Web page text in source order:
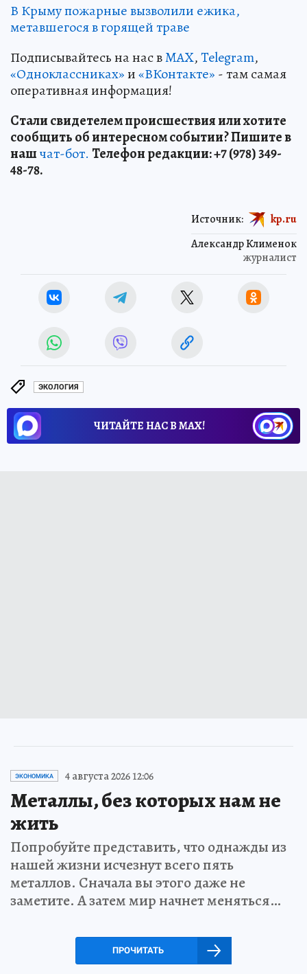
В Крыму пожарные вызволили ежика,
метавшегося в горящей траве
Подписывайтесь на нас вMAX,Telegram,
«Одноклассниках»и«ВКонтакте» - там самая
оперативная информация!
Стали свидетелем происшествия или хотите
сообщить об интересном событии? Пишите в
нашчат-бот. Телефон редакции: +7 (978) 349-
48-78.
Александр Клименок
журналист
Источник: kp.ru
ЭКОЛОГИЯ
ЧИТАЙТЕ НАС В МАХ!
ЭКОНОМИКА 4 августа 2026 12:06
Металлы, без которых нам не
жить
Попробуйте представить, что однажды из
нашей жизни исчезнут всего пять
металлов. Сначала вы этого даже не
заметите. А затем мир начнет меняться…
ПРОЧИТАТЬ